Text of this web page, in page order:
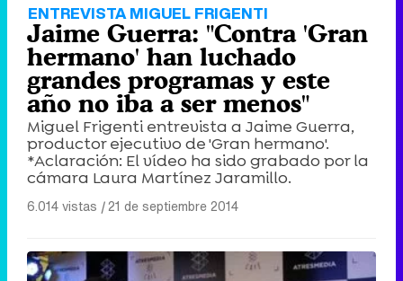
ENTREVISTA MIGUEL FRIGENTI
Jaime Guerra: "Contra 'Gran
hermano' han luchado
grandes programas y este
año no iba a ser menos"
Miguel Frigenti entrevista a Jaime Guerra,
productor ejecutivo de 'Gran hermano'.
*Aclaración: El vídeo ha sido grabado por la
cámara Laura Martínez Jaramillo.
6.014 vistas |21 de septiembre 2014